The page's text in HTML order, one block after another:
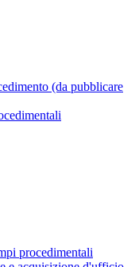
(da pubblicare
procedimentali